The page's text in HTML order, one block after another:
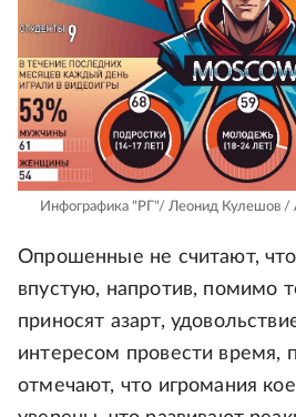
Инфографика "РГ"/ Леонид Кулешов /
Опрошенные не считают,
впустую, напротив, помимо
приносят азарт,
интересом провести время,
отмечают, что игромания